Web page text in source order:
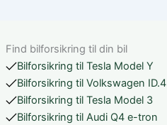
Find bilforsikring til din bil
Bilforsikring til Tesla Model Y
Bilforsikring til Volkswagen ID.4
Bilforsikring til Tesla Model 3
Bilforsikring til Audi Q4 e-tron